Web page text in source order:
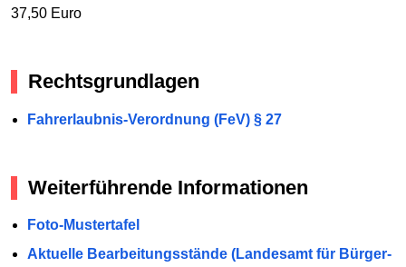
37,50 Euro
Rechtsgrundlagen
Fahrerlaubnis-Verordnung (FeV) § 27
Weiterführende Informationen
Foto-Mustertafel
Aktuelle Bearbeitungsstände (Landesamt für Bürger-